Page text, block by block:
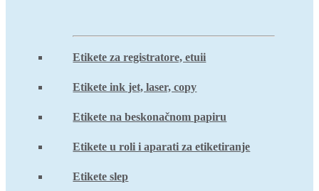
Etikete za registratore, etuii
Etikete ink jet, laser, copy
Etikete na beskonačnom papiru
Etikete u roli i aparati za etiketiranje
Etikete slep